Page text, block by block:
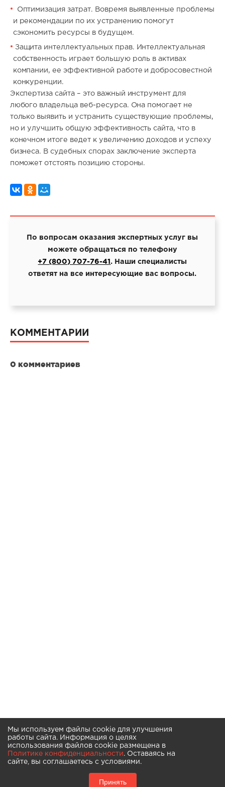
Оптимизация затрат. Вовремя выявленные проблемы
и рекомендации по их устранению помогут
сэкономить ресурсы в будущем.
Защита интеллектуальных прав. Интеллектуальная
собственность играет большую роль в активах
компании, ее эффективной работе и добросовестной
конкуренции.
Экспертиза сайта – это важный инструмент для
любого владельца веб-ресурса. Она помогает не
только выявить и устранить существующие проблемы,
но и улучшить общую эффективность сайта, что в
конечном итоге ведет к увеличению доходов и успеху
бизнеса. В судебных спорах заключение эксперта
поможет отстоять позицию стороны.
По вопросам оказания экспертных услуг вы
можете обращаться по телефону
+7 (800) 707-76-41 . Наши специалисты
ответят на все интересующие вас вопросы.
КОММЕНТАРИИ
0 комментариев
Мы используем файлы cookie для улучшения
работы сайта. Информация о целях
использования файлов cookie размещена в
Политике конфиденциальности. Оставаясь на
сайте, вы соглашаетесь с условиями.
Принять